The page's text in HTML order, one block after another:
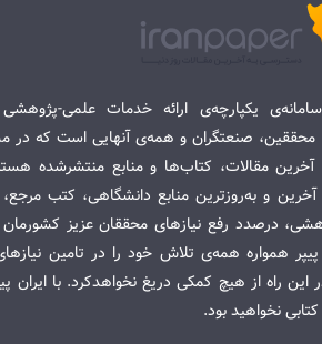
سامانه‌ی یکپارچه‌ی ارائه خدمات علمی-
محققین، صنعتگران و همه‌ی آنهایی است که در
مقالات، کتاب‌ها و منابع منتشرشده
و به‌روزترین منابع دانشگاهی، کتب مرجع،
درصدد رفع نیازهای محققان عزیز
پیپر همواره همه‌ی تلاش خود را در تامین
این راه از هیچ کمکی دریغ نخواهدکرد. با ایران
نخواهید بود.